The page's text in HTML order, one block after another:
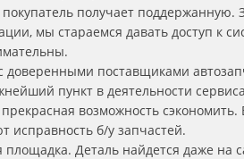
получает
мы стараемся давать доступ к
доверенными поставщиками
пункт в деятельности
прекрасная возможность
исправность б/у запчастей.
площадка. Деталь найдется даже на